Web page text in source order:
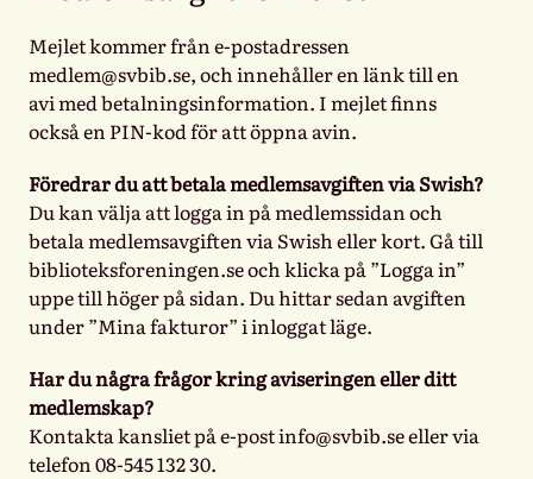
Mejlet kommer från e-postadressen
medlem@svbib.se, och innehåller en länk till en
avi med betalningsinformation. I mejlet finns
också en PIN-kod för att öppna avin.
Föredrar du att betala medlemsavgiften via Swish?
Du kan välja att logga in på medlemssidan och
betala medlemsavgiften via Swish eller kort. Gå till
biblioteksforeningen.se och klicka på ”Logga in”
uppe till höger på sidan. Du hittar sedan avgiften
under ”Mina fakturor” i inloggat läge.
Har du några frågor kring aviseringen eller ditt
medlemskap?
Kontakta kansliet på e-post info@svbib.se eller via
telefon 08-545 132 30.